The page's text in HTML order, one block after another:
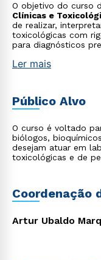
O objetivo do curso
Clínicas e
de realizar,
toxicológicas com
para diagnósticos
Ler mais
Público Alvo
O curso é voltado
biólogos,
desejam atuar em
toxicológicas e de
Coordenação
Artur Ubaldo